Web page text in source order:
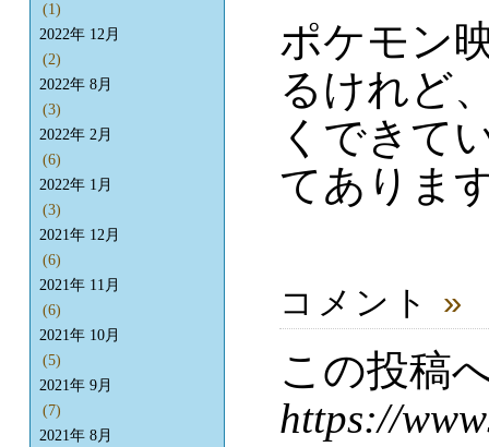
ポケモン
るけれど
くできて
てありま
コメント »
この投稿
https://
(1)
2022年 12月
(2)
2022年 8月
(3)
2022年 2月
(6)
2022年 1月
(3)
2021年 12月
(6)
2021年 11月
(6)
2021年 10月
(5)
2021年 9月
(7)
2021年 8月